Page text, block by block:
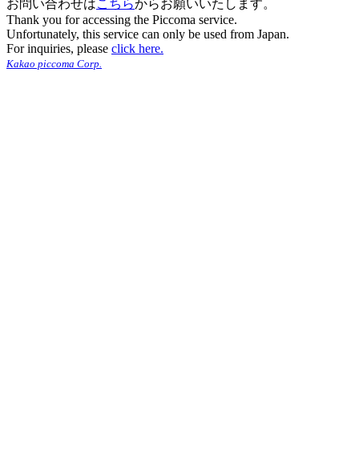
お問い合わせはこちらからお願いいたします。
Thank you for accessing the Piccoma service.
Unfortunately, this service can only be used from Japan.
For inquiries, please click here.
Kakao piccoma Corp.